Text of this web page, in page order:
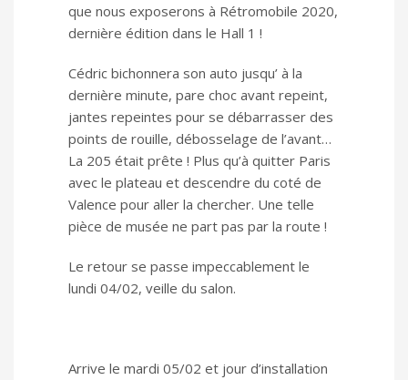
que nous exposerons à Rétromobile 2020,
dernière édition dans le Hall 1 !
Cédric bichonnera son auto jusqu’ à la
dernière minute, pare choc avant repeint,
jantes repeintes pour se débarrasser des
points de rouille, débosselage de l’avant…
La 205 était prête ! Plus qu’à quitter Paris
avec le plateau et descendre du coté de
Valence pour aller la chercher. Une telle
pièce de musée ne part pas par la route !
Le retour se passe impeccablement le
lundi 04/02, veille du salon.
Arrive le mardi 05/02 et jour d’installation